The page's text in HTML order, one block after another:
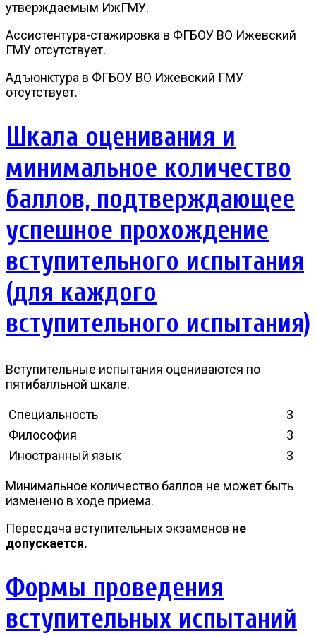
утверждаемым ИжГМУ.
Ассистентура-стажировка в ФГБОУ ВО Ижевский
ГМУ отсутствует.
Адъюнктура в ФГБОУ ВО Ижевский ГМУ
отсутствует.
Шкала оценивания и
минимальное количество
баллов, подтверждающее
успешное прохождение
вступительного испытания
(для каждого
вступительного испытания)
Вступительные испытания оцениваются по
пятибалльной шкале.
Специальность
3
Философия
3
Иностранный язык
3
Минимальное количество баллов не может быть
изменено в ходе приема.
Пересдача вступительных экзаменов не
допускается.
Формы проведения
вступительных испытаний